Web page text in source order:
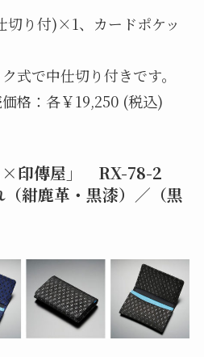
切り付)×1、カードポケッ
式で中仕切り付きです。
格：各￥19,250 (税込)
×印傳屋」 RX-78-2
紺鹿革・黒漆）／（黒